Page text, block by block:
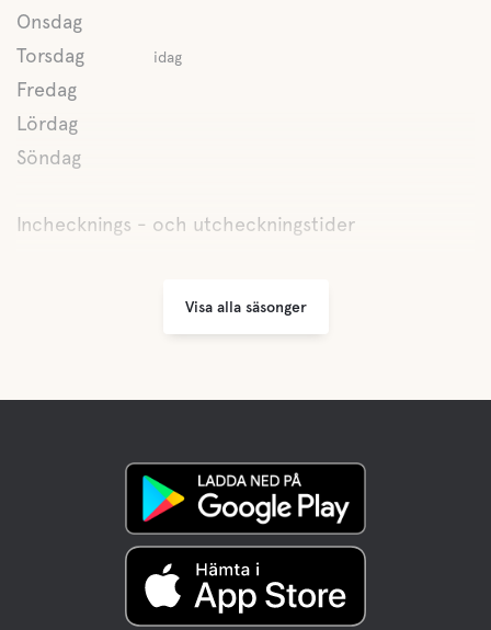
Onsdag
Torsdag
idag
Fredag
Lördag
Söndag
Inchecknings - och utcheckningstider
Visa alla säsonger